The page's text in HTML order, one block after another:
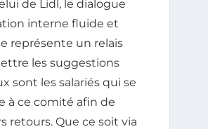
de Lidl, le dialogue
interne fluide et
représente un relais
les suggestions
sont les salariés qui se
à ce comité afin de
retours. Que ce soit via